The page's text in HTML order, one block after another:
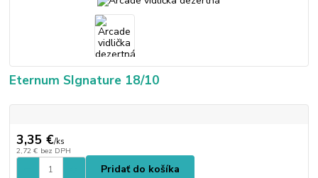
Eternum SIgnature 18/10
3,35 €/ks
2,72 € bez DPH
Pridať do košíka